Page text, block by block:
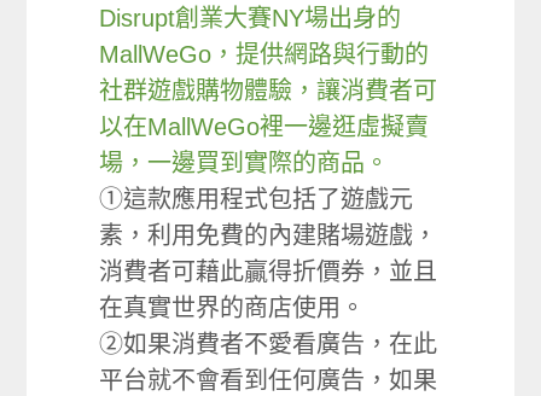
Disrupt創業大賽NY場出身的
MallWeGo，提供網路與行動的
社群遊戲購物體驗，讓消費者可
以在MallWeGo裡一邊逛虛擬賣
場，一邊買到實際的商品。
①這款應用程式包括了遊戲元
素，利用免費的內建賭場遊戲，
消費者可藉此贏得折價券，並且
在真實世界的商店使用。
②如果消費者不愛看廣告，在此
平台就不會看到任何廣告，如果